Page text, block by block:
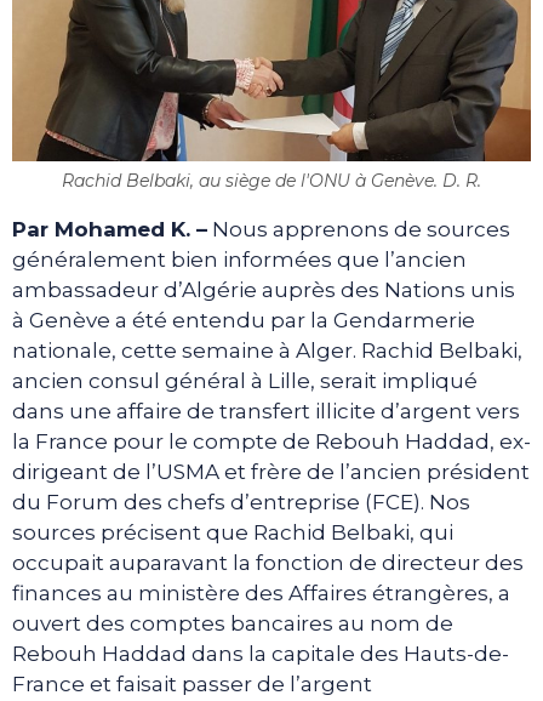
Rachid Belbaki, au siège de l'ONU à Genève. D. R.
Par Mohamed K. – Nous apprenons de sources
généralement bien informées que l’ancien
ambassadeur d’Algérie auprès des Nations unis
à Genève a été entendu par la Gendarmerie
nationale, cette semaine à Alger. Rachid Belbaki,
ancien consul général à Lille, serait impliqué
dans une affaire de transfert illicite d’argent vers
la France pour le compte de Rebouh Haddad, ex-
dirigeant de l’USMA et frère de l’ancien président
du Forum des chefs d’entreprise (FCE). Nos
sources précisent que Rachid Belbaki, qui
occupait auparavant la fonction de directeur des
finances au ministère des Affaires étrangères, a
ouvert des comptes bancaires au nom de
Rebouh Haddad dans la capitale des Hauts-de-
France et faisait passer de l’argent